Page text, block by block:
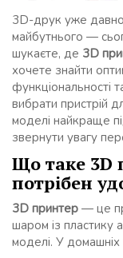
3D-друк уже давно
майбутнього —
шукаєте, де 3D
хочете знайти
функціональності
вибрати пристрій
моделі найкраще
звернути увагу
Що таке 3D
потрібен
3D принтер — це
шаром із пластику
моделі. У